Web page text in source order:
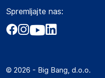
Obvestila za javnost
Akt o digitalnih storitvah
Marketplace za partnerje
Zavarovanje izdelkov
Marketplace
Kako oddati naročilo?
Spremljajte nas:
© 2026 - Big Bang, d.o.o.